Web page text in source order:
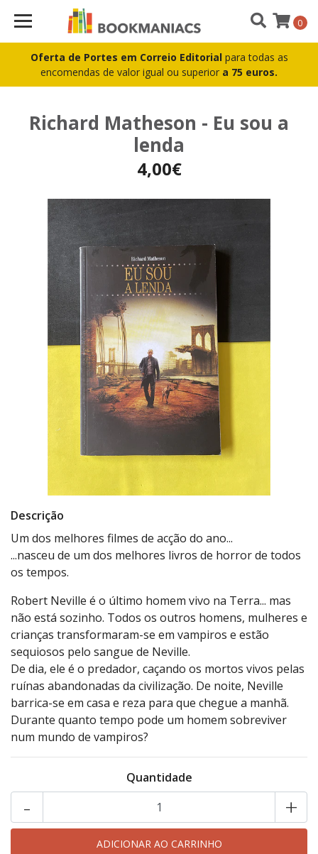
Oferta de Portes em Correio Editorial para todas as
encomendas de valor igual ou superior a 75 euros.
0
Richard Matheson - Eu sou a
lenda
4,00€
Descrição
Um dos melhores filmes de acção do ano...
...nasceu de um dos melhores livros de horror de todos
os tempos.
Robert Neville é o último homem vivo na Terra... mas
não está sozinho. Todos os outros homens, mulheres e
crianças transformaram-se em vampiros e estão
sequiosos pelo sangue de Neville.
De dia, ele é o predador, caçando os mortos vivos pelas
ruínas abandonadas da civilização. De noite, Neville
barrica-se em casa e reza para que chegue a manhã.
Durante quanto tempo pode um homem sobreviver
num mundo de vampiros?
Quantidade
+
-